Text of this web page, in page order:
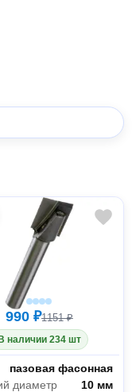
990 ₽1151 ₽
В наличии 234 шт
пазовая фасонная
диаметр
10 мм